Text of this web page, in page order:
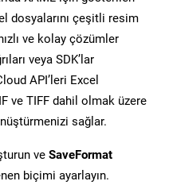
dosyalarını çeşitli resim
ve kolay çözümler
veya SDK’lar
API’leri Excel
ve TIFF dahil olmak üzere
sağlar.
ve SaveFormat
biçimi ayarlayın.